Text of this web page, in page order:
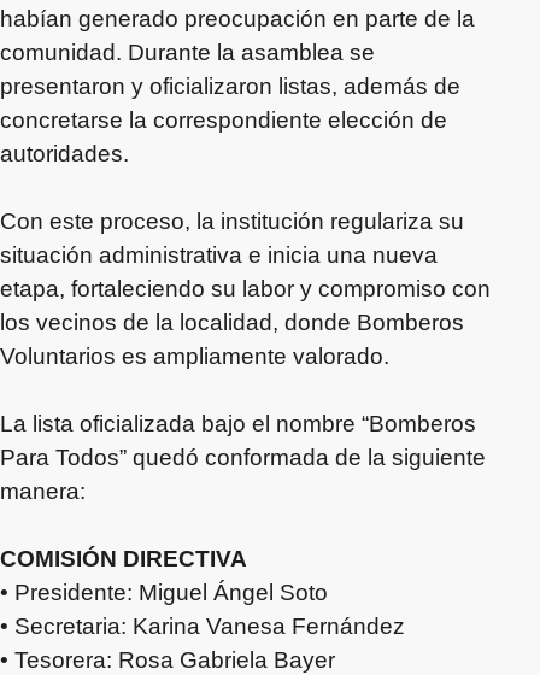
habían generado preocupación en parte de la
comunidad. Durante la asamblea se
presentaron y oficializaron listas, además de
concretarse la correspondiente elección de
autoridades.
Con este proceso, la institución regulariza su
situación administrativa e inicia una nueva
etapa, fortaleciendo su labor y compromiso con
los vecinos de la localidad, donde Bomberos
Voluntarios es ampliamente valorado.
La lista oficializada bajo el nombre “Bomberos
Para Todos” quedó conformada de la siguiente
manera:
COMISIÓN DIRECTIVA
• Presidente: Miguel Ángel Soto
• Secretaria: Karina Vanesa Fernández
• Tesorera: Rosa Gabriela Bayer